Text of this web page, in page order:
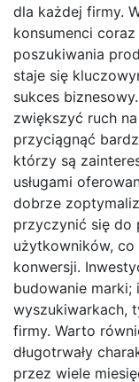
dla każdej firmy.
konsumenci
poszukiwania
staje się
sukces
zwiększyć ruch
przyciągnąć
którzy są
usługami
dobrze
przyczynić się do
użytkowników, co
konwersji.
budowanie
wyszukiwarkach,
firmy. Warto
długotrwały
przez wiele